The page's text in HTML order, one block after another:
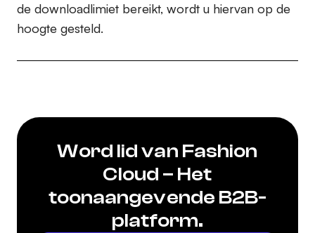
de downloadlimiet bereikt, wordt u hiervan op de
hoogte gesteld.
Word lid van Fashion
Cloud – Het
toonaangevende B2B-
platform.